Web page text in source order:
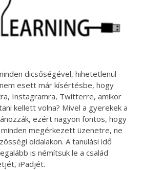
dicsőségével, hihetetlenül
esett már kísértésbe, hogy
Instagramra, Twitterre, amikor
kellett volna? Mivel a gyerekek a
ezért nagyon fontos, hogy
minden megérkezett üzenetre, ne
oldalakon. A tanulási idő
is némítsuk le a család
iPadjét.